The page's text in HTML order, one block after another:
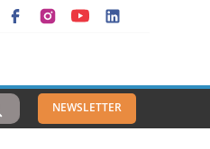
NEWSLETTER